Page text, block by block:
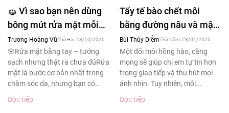
🧽 Vì sao bạn nên dùng
bông mút rửa mặt mỗi
ngày – Bí quyết làm
sạch sâu cho làn da
khỏe đẹp
Trương Hoàng VũThứ Hai, 13/10/2025
🌸Rửa mặt bằng tay – tưởng
sạch nhưng thật ra chưa đủRửa
mặt là bước cơ bản nhất trong
chăm sóc da, nhưng bạn có
biết?Theo...
Đọc tiếp
Tẩy tế bào chết môi
bằng đường nâu và mật
ong tạm biệt đôi môi
thâm sạm
Bùi Thùy DiễmThứ Năm, 23/01/2025
Một đôi môi hồng hào, căng
mọng sẽ giúp chị em tự tin hơn
trong giao tiếp và thu hút mọi
ánh nhìn. Tuy nhiên, môi...
Đọc tiếp